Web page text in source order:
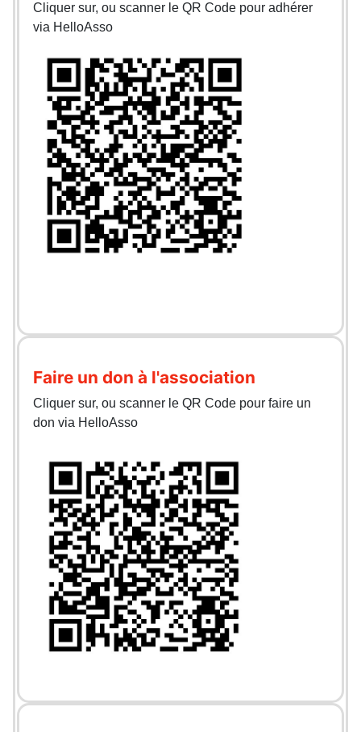
Cliquer sur, ou scanner le QR Code pour adhérer
via HelloAsso
Faire un don à l'association
Cliquer sur, ou scanner le QR Code pour faire un
don via HelloAsso